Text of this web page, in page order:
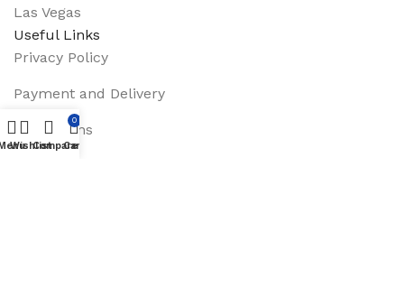
Las Vegas
Useful Links
Privacy Policy
Payment and Delivery
Promotions
WishlistCompare
0
Cart